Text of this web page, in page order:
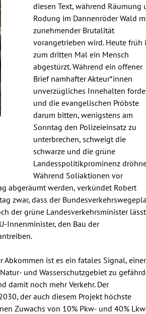
diesen Text, während Räumung
Rodung im Dannenröder Wald
zunehmender Brutalität
vorangetrieben wird. Heute früh
zum dritten Mal ein Mensch
abgestürzt. Während ein offener
Brief namhafter Akteur*innen
unverzügliches Innehalten
und die evangelischen Pröbste
darum bitten, wenigstens am
Sonntag den Polizeieinsatz zu
unterbrechen, schweigt die
schwarze und die grüne
Landesspolitikprominenz
Während Soliaktionen vor
abgeräumt werden, verkündet Robert
zwar, dass der
der grüne Landesverkehrsminister
Innenminister, den Bau der
Abkommen ist es ein fatales Signal,
und Wasserschutzgebiet zu
damit noch mehr Verkehr. Der
der auch diesem Projekt höchste
Zuwachs von 10% Pkw- und 40%